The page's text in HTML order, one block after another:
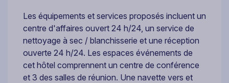
Les équipements et services proposés incluent un
centre d'affaires ouvert 24 h/24, un service de
nettoyage à sec / blanchisserie et une réception
ouverte 24 h/24. Les espaces événements de
cet hôtel comprennent un centre de conférence
et 3 des salles de réunion. Une navette vers et